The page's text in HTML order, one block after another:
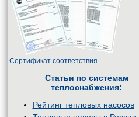
Сертификат соответствия
Статьи по системам
теплоснабжения:
Рейтинг тепловых насосов